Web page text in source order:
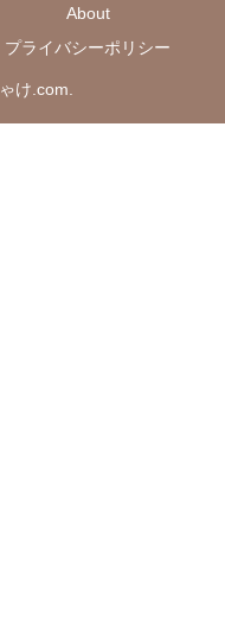
About
プライバシーポリシー
け.com.